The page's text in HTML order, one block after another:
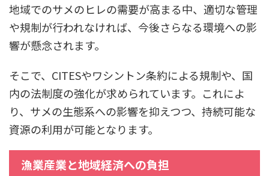
地域でのサメのヒレの需要が高まる中、適切な管理
や規制が行われなければ、今後さらなる環境への影
響が懸念されます。
そこで、CITESやワシントン条約による規制や、国
内の法制度の強化が求められています。これによ
り、サメの生態系への影響を抑えつつ、持続可能な
資源の利用が可能となります。
漁業産業と地域経済への負担